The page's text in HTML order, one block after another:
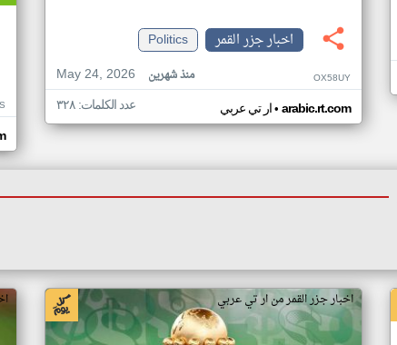
اخبار جزر القمر
Politics
May 24, 2026
منذ شهرين OX58UY
ار تي عربي• arabic.rt.com عدد الكلمات: ٣٢٨
اخبار جزر القمر من ار تي عربي